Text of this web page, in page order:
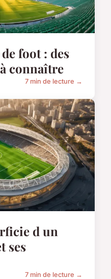
foot : des
connaître
7 min de lecture →
d un
ses
7 min de lecture →